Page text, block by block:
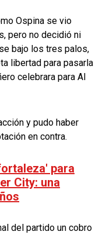
Ospina se vio
pero no decidió ni
bajo los tres palos,
libertad para pasarla
celebrara para Al
y pudo haber
en contra.
para
City: una
del partido un cobro